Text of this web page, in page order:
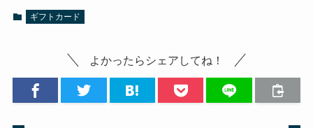
ギフトカード
よかったらシェアしてね！